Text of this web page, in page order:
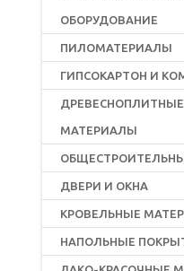
ОБОРУДОВАНИЕ
ПИЛОМАТЕРИАЛЫ
ГИПСОКАРТОН И
МАТЕРИАЛЫ
ДВЕРИ И ОКНА
КРОВЕЛЬНЫЕ
НАПОЛЬНЫЕ